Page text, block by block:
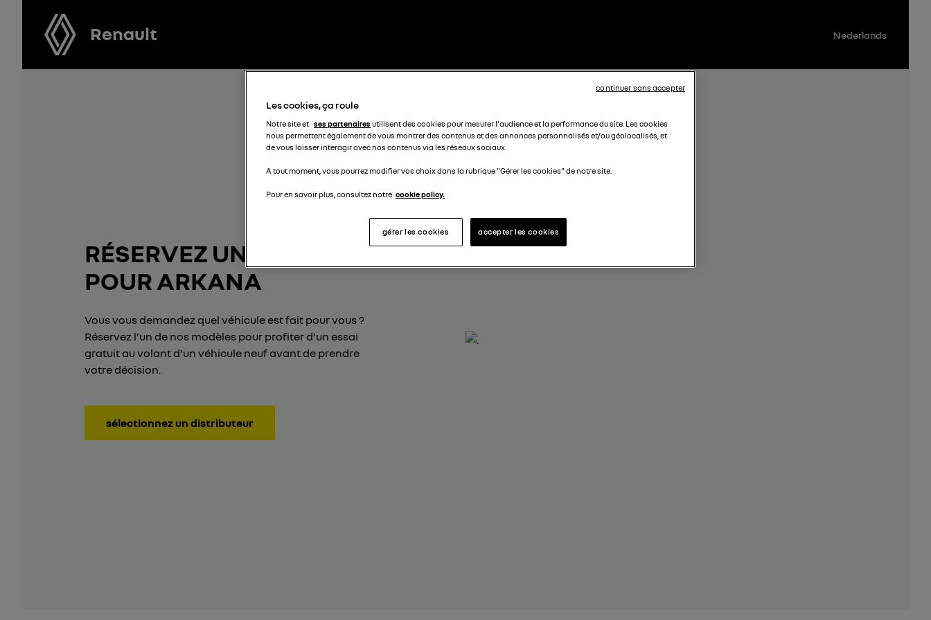
Renault Nederlands
RÉSERVEZ UN ESSAI
POUR ARKANA
Vous vous demandez quel véhicule est fait pour vous ?
Réservez l’un de nos modèles pour profiter d’un essai
gratuit au volant d’un véhicule neuf avant de prendre
votre décision.
sélectionnez un distributeur
Les cookies, ça roule
Notre site et ses partenairesutilisent des cookies pour mesurer l'audience et la performance du site. Les cookies
nous permettent également de vous montrer des contenus et des annonces personnalisés et/ou géolocalisés, et
de vous laisser interagir avec nos contenus via les réseaux sociaux.
A tout moment, vous pourrez modifier vos choix dans la rubrique "Gérer les cookies" de notre site.
Pour en savoir plus, consultez notre cookie policy.
accepter les cookies
gérer les cookies
continuer sans accepter